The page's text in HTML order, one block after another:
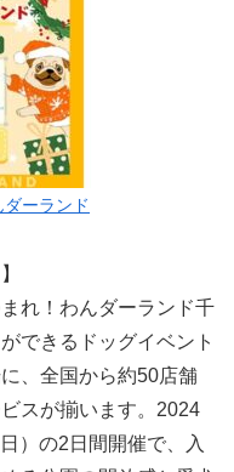
ーランド
れ！わんダーランド千
できるドッグイベント
、全国から約50店舗
スが揃います。2024
）の2日間開催で、入